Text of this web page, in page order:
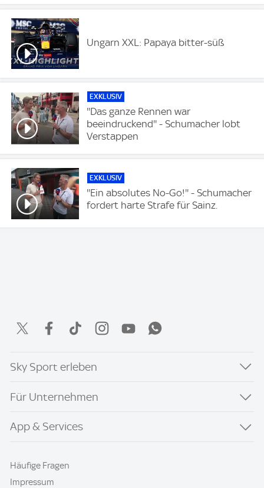
Ungarn XXL: Papaya bitter-süß
EXKLUSIV
''Das ganze Rennen war
beeindruckend'' - Schumacher lobt
Verstappen
EXKLUSIV
''Ein absolutes No-Go!'' - Schumacher
fordert harte Strafe für Sainz.
Sky Sport erleben
Für Unternehmen
App & Services
Häufige Fragen
Impressum